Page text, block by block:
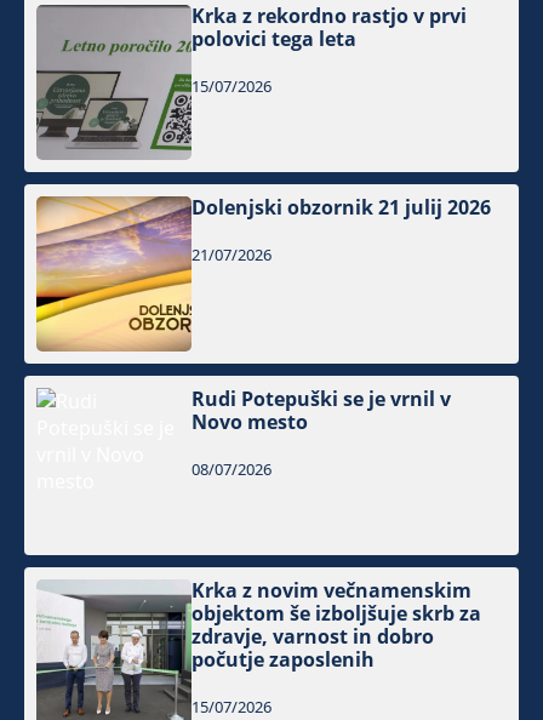
Krka z rekordno rastjo v prvi
polovici tega leta
15/07/2026
Dolenjski obzornik 21 julij 2026
21/07/2026
Rudi Potepuški se je vrnil v
Novo mesto
08/07/2026
Krka z novim večnamenskim
objektom še izboljšuje skrb za
zdravje, varnost in dobro
počutje zaposlenih
15/07/2026